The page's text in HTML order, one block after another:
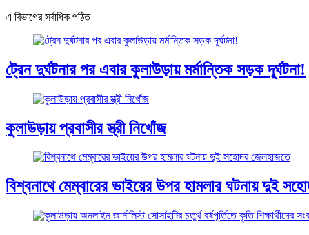
এ বিভাগের সর্বাধিক পঠিত
ট্রেন দুর্ঘটনার পর এবার কুলাউড়ায় মর্মান্তিক সড়ক দূর্ঘটনা!
কুলাউড়ায় প্রবাসীর স্ত্রী নিখোঁজ
বিশ্বনাথে মেম্বারের ভাইয়ের উপর হামলার ঘটনায় দুই